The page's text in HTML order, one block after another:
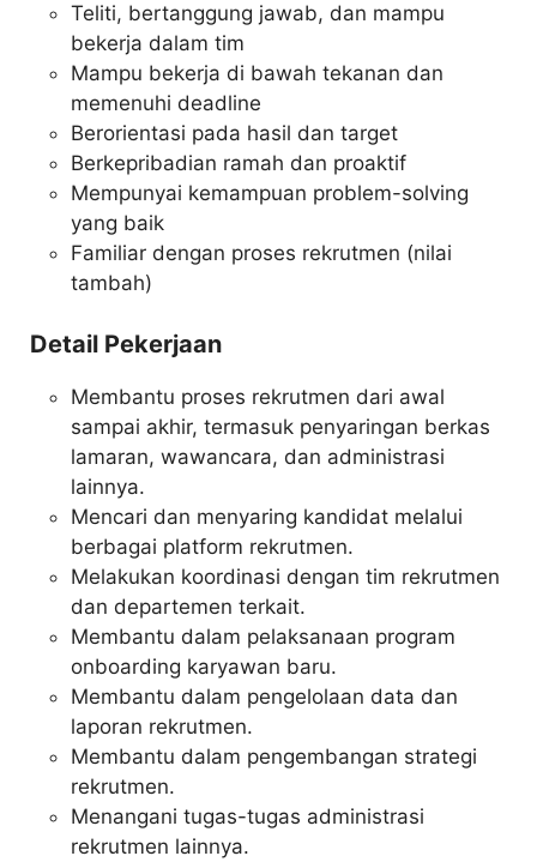
Teliti, bertanggung jawab, dan mampu
bekerja dalam tim
Mampu bekerja di bawah tekanan dan
memenuhi deadline
Berorientasi pada hasil dan target
Berkepribadian ramah dan proaktif
Mempunyai kemampuan problem-solving
yang baik
Familiar dengan proses rekrutmen (nilai
tambah)
Detail Pekerjaan
Membantu proses rekrutmen dari awal
sampai akhir, termasuk penyaringan berkas
lamaran, wawancara, dan administrasi
lainnya.
Mencari dan menyaring kandidat melalui
berbagai platform rekrutmen.
Melakukan koordinasi dengan tim rekrutmen
dan departemen terkait.
Membantu dalam pelaksanaan program
onboarding karyawan baru.
Membantu dalam pengelolaan data dan
laporan rekrutmen.
Membantu dalam pengembangan strategi
rekrutmen.
Menangani tugas-tugas administrasi
rekrutmen lainnya.